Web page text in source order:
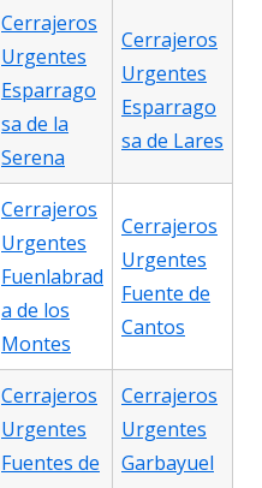
Cerrajeros
Urgentes
Esparrago
sa de la
Serena
Cerrajeros
Urgentes
Esparrago
sa de Lares
Cerrajeros
Urgentes
Fuenlabrad
a de los
Montes
Cerrajeros
Urgentes
Fuente de
Cantos
Cerrajeros
Urgentes
Fuentes de
Cerrajeros
Urgentes
Garbayuel